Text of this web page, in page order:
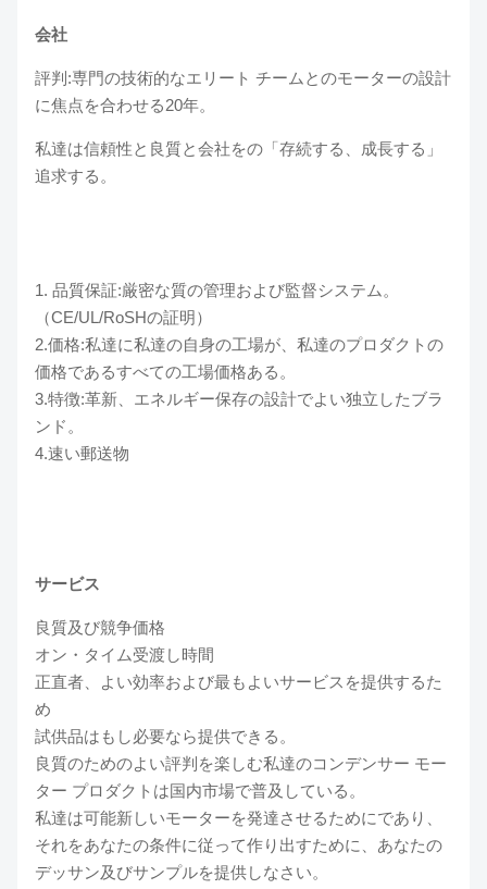
会社
評判:専門の技術的なエリート チームとのモーターの設計
に焦点を合わせる20年。
私達は信頼性と良質と会社をの「存続する、成長する」
追求する。
1. 品質保証:厳密な質の管理および監督システム。
（CE/UL/RoSHの証明）
2.価格:私達に私達の自身の工場が、私達のプロダクトの
価格であるすべての工場価格ある。
3.特徴:革新、エネルギー保存の設計でよい独立したブラ
ンド。
4.速い郵送物
サービス
良質及び競争価格
オン・タイム受渡し時間
正直者、よい効率および最もよいサービスを提供するた
め
試供品はもし必要なら提供できる。
良質のためのよい評判を楽しむ私達のコンデンサー モー
ター プロダクトは国内市場で普及している。
私達は可能新しいモーターを発達させるためにであり、
それをあなたの条件に従って作り出すために、あなたの
デッサン及びサンプルを提供しなさい。